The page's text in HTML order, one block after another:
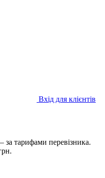
Вхід для клієнтів
тарифами перевізника.